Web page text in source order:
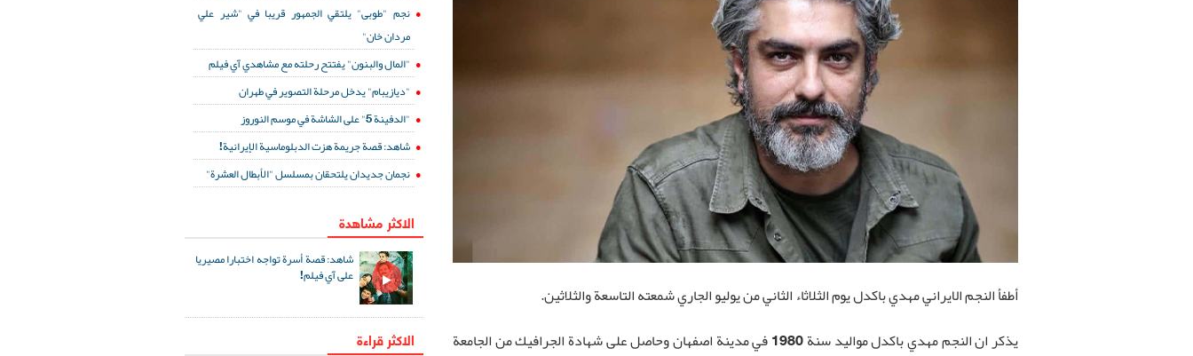
أطفأ النجم الايراني مهدي باكدل يوم الثلاثاء الثاني من يوليو الجاري شمعته التاسعة والثلاثين.
يذكر ان النجم مهدي باكدل مواليد سنة 1980 في مدينة اصفهان وحاصل على شهادة الجرافيك من الجامعة
نجم "طوبى" يلتقي الجمهور قريبا في "شير علي
مردان خان"
"المال والبنون" يفتتح رحلته مع مشاهدي آي فيلم
"ديازيبام" يدخل مرحلة التصوير في طهران
"الدفينة 5" على الشاشة في موسم النوروز
شاهد: قصة جريمة هزت الدبلوماسية الإيرانية!
نجمان جديدان يلتحقان بمسلسل "الأبطال العشرة"
الاكثر مشاهدة
شاهد: قصة أسرة تواجه اختبارا مصيريا
على آي فيلم!
الاكثر قراءة